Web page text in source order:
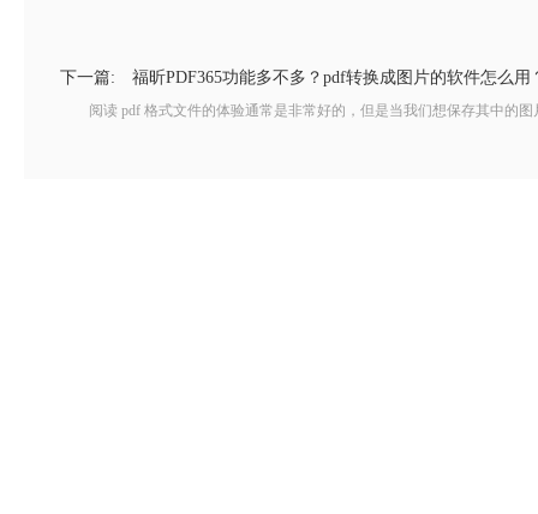
下一篇: 福昕PDF365功能多不多？pdf转换成图片的软件怎么用
阅读 pdf 格式文件的体验通常是非常好的，但是当我们想保存其中的图